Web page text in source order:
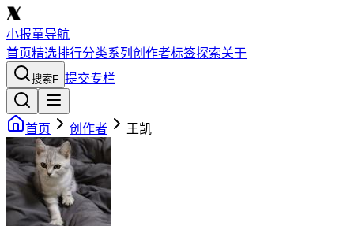
小报童导航
首页精选排行分类系列 创作者标签探索关于
搜索F 提交专栏
首页 创作者 王凯